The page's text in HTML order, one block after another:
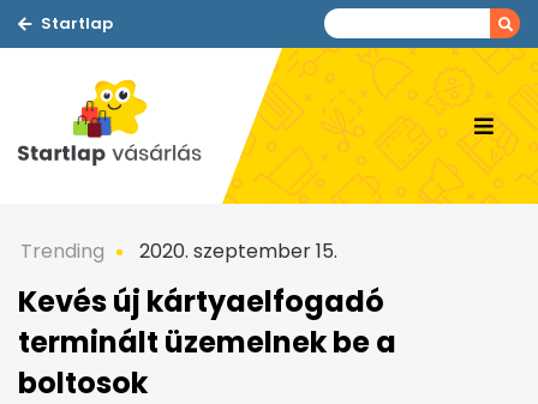
Startlap
Trending 2020. szeptember 15.
Kevés új kártyaelfogadó
terminált üzemelnek be a
boltosok